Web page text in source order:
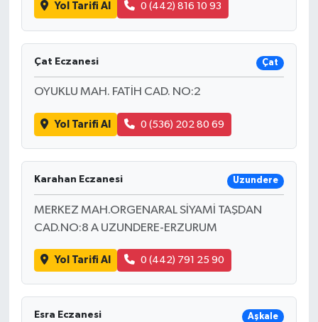
Yol Tarifi Al 0 (442) 816 10 93
Çat Eczanesi Çat
OYUKLU MAH. FATİH CAD. NO:2
Yol Tarifi Al 0 (536) 202 80 69
Karahan Eczanesi Uzundere
MERKEZ MAH.ORGENARAL SİYAMİ TAŞDAN
CAD.NO:8 A UZUNDERE-ERZURUM
Yol Tarifi Al 0 (442) 791 25 90
Esra Eczanesi Aşkale